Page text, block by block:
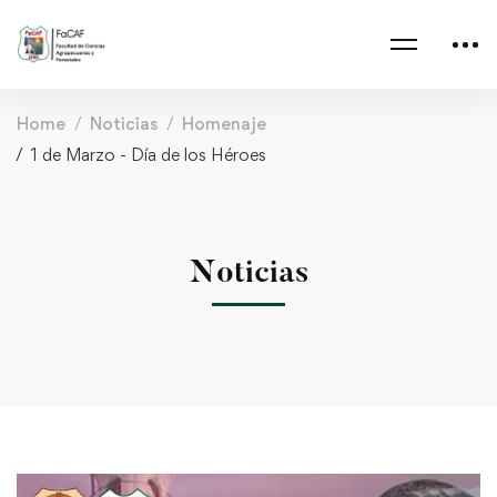
Home Noticias
Homenaje
1 de Marzo - Día de los Héroes
Noticias